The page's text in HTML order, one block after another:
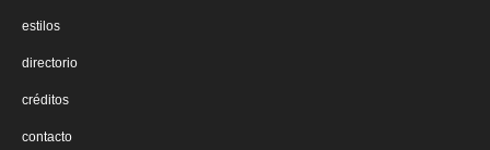
estilos
directorio
créditos
contacto